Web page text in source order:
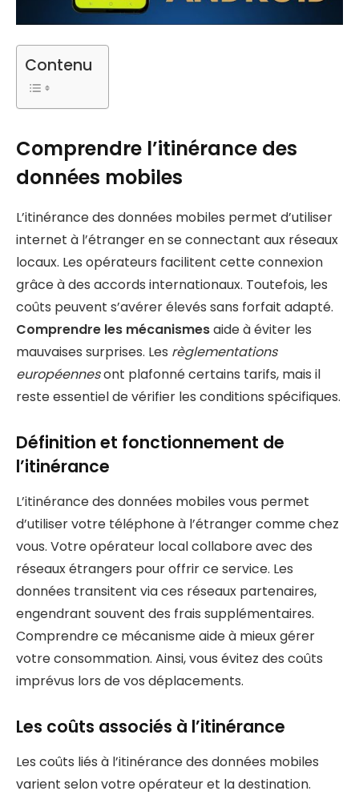
Contenu
Comprendre l’itinérance des
données mobiles
L’itinérance des données mobiles permet d’utiliser
internet à l’étranger en se connectant aux réseaux
locaux. Les opérateurs facilitent cette connexion
grâce à des accords internationaux. Toutefois, les
coûts peuvent s’avérer élevés sans forfait adapté.
Comprendre les mécanismesaide à éviter les
mauvaises surprises. Les règlementations
européennesont plafonné certains tarifs, mais il
reste essentiel de vérifier les conditions spécifiques.
Définition et fonctionnement de
l’itinérance
L’itinérance des données mobiles vous permet
d’utiliser votre téléphone à l’étranger comme chez
vous. Votre opérateur local collabore avec des
réseaux étrangers pour offrir ce service. Les
données transitent via ces réseaux partenaires,
engendrant souvent des frais supplémentaires.
Comprendre ce mécanisme aide à mieux gérer
votre consommation. Ainsi, vous évitez des coûts
imprévus lors de vos déplacements.
Les coûts associés à l’itinérance
Les coûts liés à l’itinérance des données mobiles
varient selon votre opérateur et la destination.